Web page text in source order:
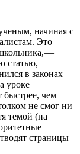
начиная с
Это
—
статью,
в законах
уроке
быстрее, чем
не смог ни
темой (на
страницы